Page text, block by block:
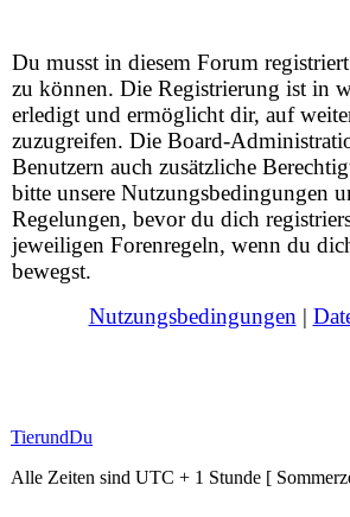
Du musst in diesem Forum
zu können. Die Registrierung ist in
erledigt und ermöglicht dir, auf
zuzugreifen. Die Board-
Benutzern auch zusätzliche
bitte unsere Nutzungsbedingungen
Regelungen, bevor du dich
jeweiligen Forenregeln, wenn du
bewegst.
Nutzungsbedingungen |
TierundDu
Alle Zeiten sind UTC + 1 Stunde [